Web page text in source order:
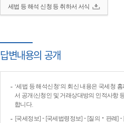
세법 등 해석 신청 등 취하서 서식
답변내용의 공개
'세법 등 해석신청'의 회신 내용은 국세청
서 공개(신청인 및 거래상대방의 인적사항
합니다.
[국세정보] - [국세법령정보] - [질의‧판례] -